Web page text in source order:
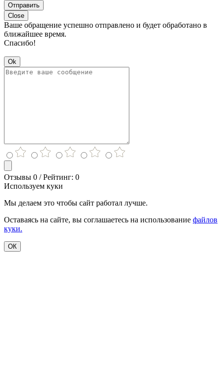
Отправить
Close
Ваше обращение успешно отправлено и будет обработано в
ближайшее время.
Спасибо!
Ok
Отзывы 0 / Рейтинг: 0
Используем куки
Мы делаем это чтобы сайт работал лучше.
Оставаясь на сайте, вы соглашаетесь на использование файлов
куки.
ОК